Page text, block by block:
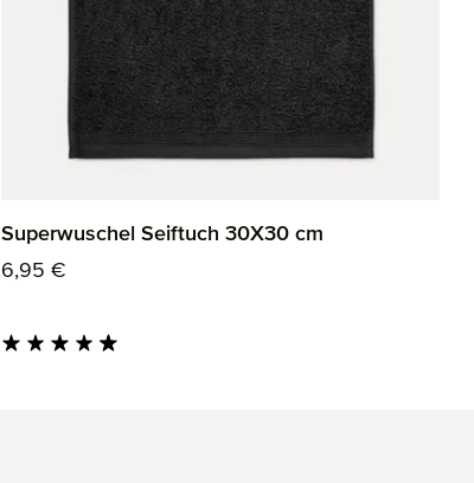
Superwuschel Seiftuch 30X30 cm
Regulärer Preis:
6,95 €